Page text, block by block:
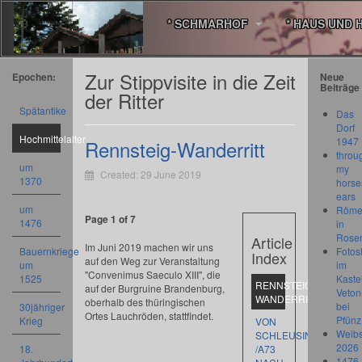
* SCHMARHOF * HAUS UND
Zur Stippvisite in die Zeit
der Ritter
Rennsteig-Wanderritt
Created: 29 June 2019
Article
Index
RENNSTEIG-
WANDERRITT
VON
SCHLEUSINGEN
/A73
Page 1 of 7
Im Juni 2019 machen wir uns
auf den Weg zur Veranstaltung
"Convenimus Saeculo XIII", die
auf der Burgruine Brandenburg,
oberhalb des thüringischen
Ortes Lauchröden, stattfindet.
Epochen:
Spätantike
Hochmittelalter
um
1370
um
1476
Bauernkriege
um
1525
30jähriger
Krieg
18.
Neue
Beiträge
Das
Dorf
1947
my
ears
in
im
bei
Pfünz
2026